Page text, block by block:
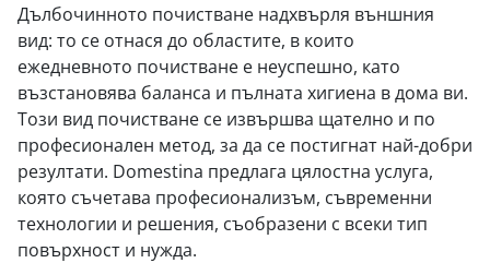
Дълбочинното почистване надхвърля външния
вид: то се отнася до областите, в които
ежедневното почистване е неуспешно, като
възстановява баланса и пълната хигиена в дома ви.
Този вид почистване се извършва щателно и по
професионален метод, за да се постигнат най-добри
резултати. Domestina предлага цялостна услуга,
която съчетава професионализъм, съвременни
технологии и решения, съобразени с всеки тип
повърхност и нужда.